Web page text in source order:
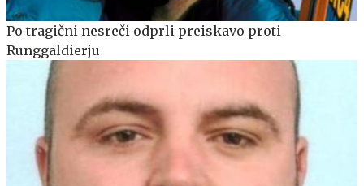
Po tragični nesreči odprli preiskavo proti
Runggaldierju